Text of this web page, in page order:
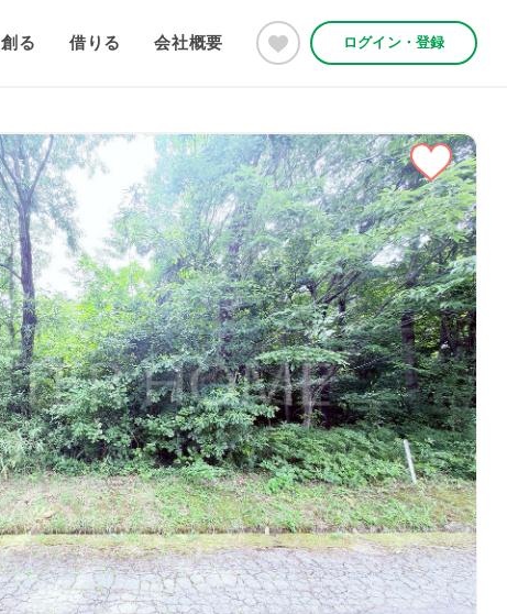
創る 借りる 会社概要 ログイン・登録